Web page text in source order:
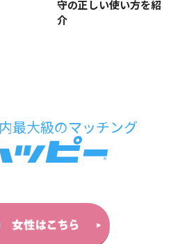
守の正しい使い方を紹
介